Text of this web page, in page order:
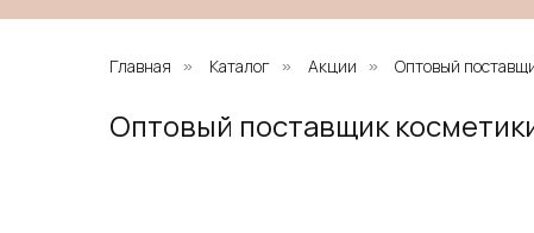
Главная » Каталог » Акции » Оптовый
Оптовый поставщик